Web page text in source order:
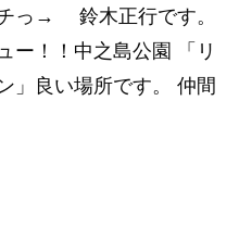
っ→ 鈴木正行です。
ー！！中之島公園 「リ
」良い場所です。 仲間